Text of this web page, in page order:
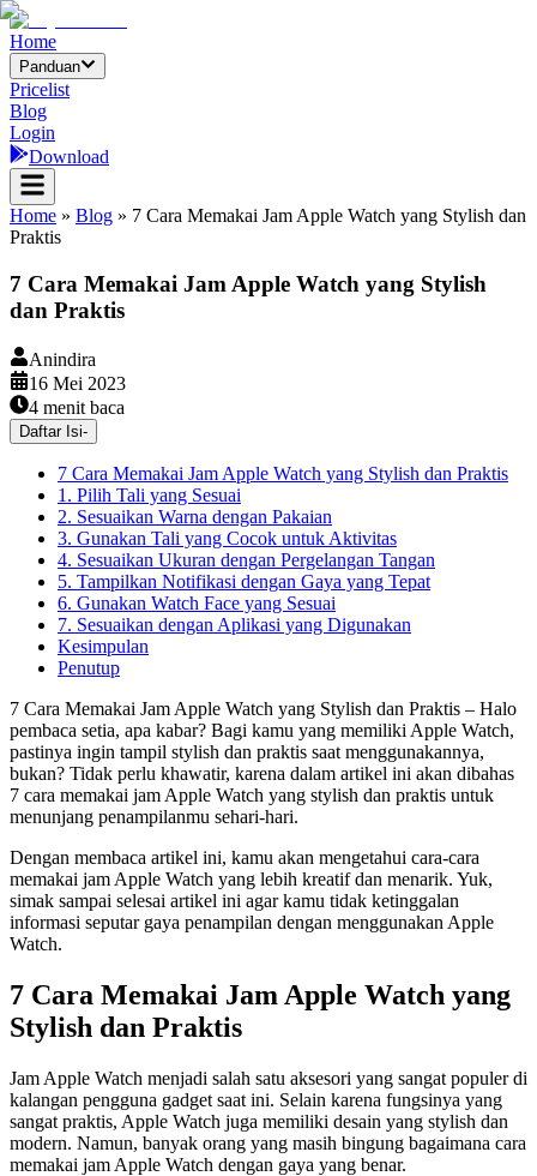
Home
Panduan
Pricelist
Blog
Login
Download
Home » Blog » 7 Cara Memakai Jam Apple Watch yang Stylish dan
Praktis
7 Cara Memakai Jam Apple Watch yang Stylish
dan Praktis
Anindira
16 Mei 2023
4 menit baca
Daftar Isi-
7 Cara Memakai Jam Apple Watch yang Stylish dan Praktis
1. Pilih Tali yang Sesuai
2. Sesuaikan Warna dengan Pakaian
3. Gunakan Tali yang Cocok untuk Aktivitas
4. Sesuaikan Ukuran dengan Pergelangan Tangan
5. Tampilkan Notifikasi dengan Gaya yang Tepat
6. Gunakan Watch Face yang Sesuai
7. Sesuaikan dengan Aplikasi yang Digunakan
Kesimpulan
Penutup
7 Cara Memakai Jam Apple Watch yang Stylish dan Praktis – Halo
pembaca setia, apa kabar? Bagi kamu yang memiliki Apple Watch,
pastinya ingin tampil stylish dan praktis saat menggunakannya,
bukan? Tidak perlu khawatir, karena dalam artikel ini akan dibahas
7 cara memakai jam Apple Watch yang stylish dan praktis untuk
menunjang penampilanmu sehari-hari.
Dengan membaca artikel ini, kamu akan mengetahui cara-cara
memakai jam Apple Watch yang lebih kreatif dan menarik. Yuk,
simak sampai selesai artikel ini agar kamu tidak ketinggalan
informasi seputar gaya penampilan dengan menggunakan Apple
Watch.
7 Cara Memakai Jam Apple Watch yang
Stylish dan Praktis
Jam Apple Watch menjadi salah satu aksesori yang sangat populer di
kalangan pengguna gadget saat ini. Selain karena fungsinya yang
sangat praktis, Apple Watch juga memiliki desain yang stylish dan
modern. Namun, banyak orang yang masih bingung bagaimana cara
memakai jam Apple Watch dengan gaya yang benar.